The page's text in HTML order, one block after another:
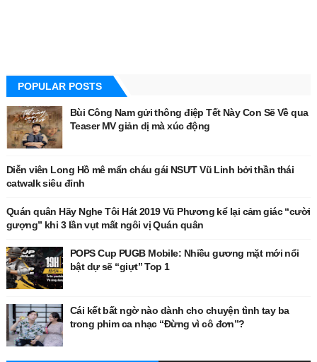
POPULAR POSTS
Bùi Công Nam gửi thông điệp Tết Này Con Sẽ Về qua
Teaser MV giản dị mà xúc động
Diễn viên Long Hồ mê mẩn cháu gái NSƯT Vũ Linh bởi thần thái
catwalk siêu đỉnh
Quán quân Hãy Nghe Tôi Hát 2019 Vũ Phương kể lại cảm giác “cười
gượng” khi 3 lần vụt mất ngôi vị Quán quân
POPS Cup PUGB Mobile: Nhiều gương mặt mới nổi
bật dự sẽ “giựt” Top 1
Cái kết bất ngờ nào dành cho chuyện tình tay ba
trong phim ca nhạc “Đừng vì cô đơn”?